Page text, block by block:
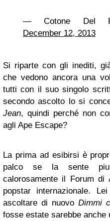
— Cotone Del
December 12, 2013
Si riparte con gli inediti,
che vedono ancora una
tutti con il suo singolo
secondo ascolto lo si
Jean, quindi perché non
agli Ape Escape?
La prima ad esibirsi è
palco se la sente
calorosamente il Forum di
popstar internazionale.
ascoltare di nuovoDimmi
fosse estate sarebbe anche